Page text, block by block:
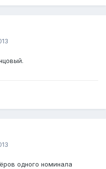
одного номинала